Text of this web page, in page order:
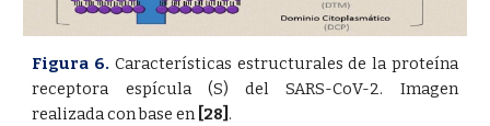
Figura 6. Características estructurales de la proteína
receptora espícula (S) del SARS-CoV-2. Imagen
realizada con base en [28] .